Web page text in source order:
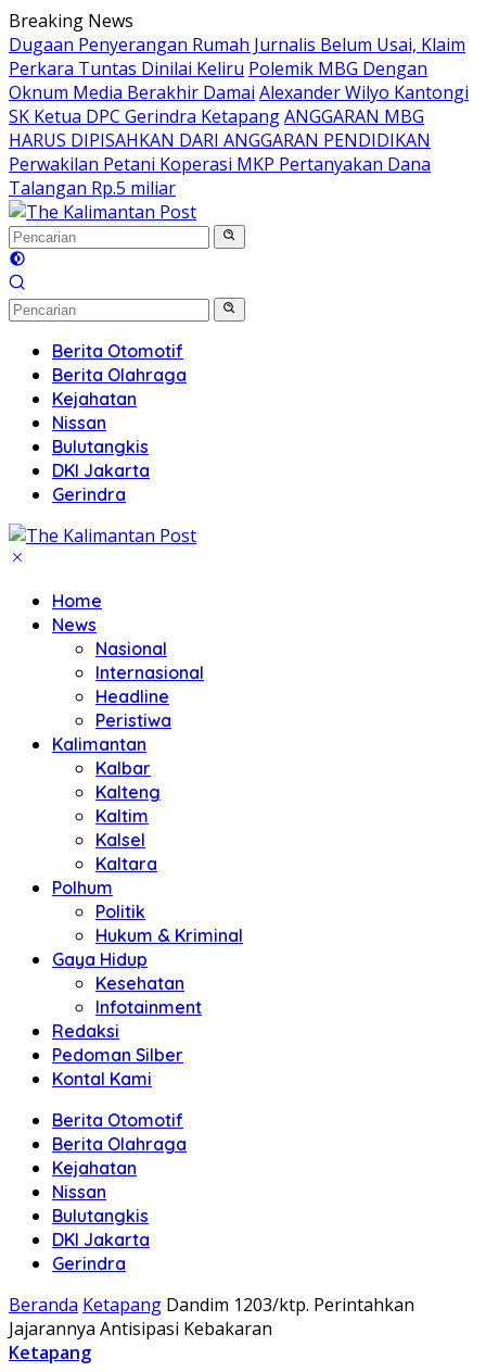
Langsung
ke
konten
Breaking News
Dugaan Penyerangan Rumah Jurnalis Belum Usai, Klaim
Perkara Tuntas Dinilai Keliru Polemik MBG Dengan
Oknum Media Berakhir Damai Alexander Wilyo Kantongi
SK Ketua DPC Gerindra KetapangANGGARAN MBG
HARUS DIPISAHKAN DARI ANGGARAN PENDIDIKAN
Perwakilan Petani Koperasi MKP Pertanyakan Dana
Talangan Rp.5 miliar
Berita Otomotif
Berita Olahraga
Kejahatan
Nissan
Bulutangkis
DKI Jakarta
Gerindra
Home
News
Nasional
Internasional
Headline
Peristiwa
Kalimantan
Kalbar
Kalteng
Kaltim
Kalsel
Kaltara
Polhum
Politik
Hukum & Kriminal
Gaya Hidup
Kesehatan
Infotainment
Redaksi
Pedoman Silber
Kontal Kami
Berita Otomotif
Berita Olahraga
Kejahatan
Nissan
Bulutangkis
DKI Jakarta
Gerindra
Beranda Ketapang Dandim 1203/ktp. Perintahkan
Jajarannya Antisipasi Kebakaran
Ketapang